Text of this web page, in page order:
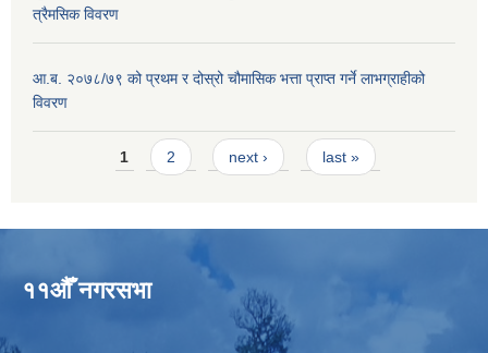
त्रैमसिक विवरण
आ.ब. २०७८/७९ को प्रथम र दोस्रो चौमासिक भत्ता प्राप्त गर्ने लाभग्राहीको
विवरण
Pages1 2 next › last »
११औँ नगरसभा